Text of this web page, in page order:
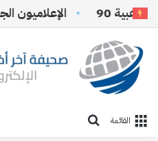
90 الإعلاميون الجدد…
القائمة